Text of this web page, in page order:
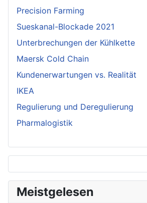
Precision Farming
Sueskanal-Blockade 2021
Unterbrechungen der Kühlkette
Maersk Cold Chain
Kundenerwartungen vs. Realität
IKEA
Regulierung und Deregulierung
Pharmalogistik
Meistgelesen